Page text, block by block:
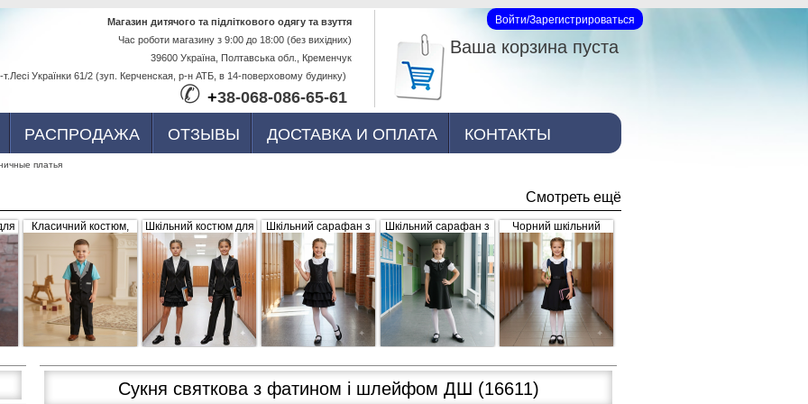
Перейти к
основному
содержанию
РАСПРОДАЖА ОТЗЫВЫ ДОСТАВКА И ОПЛАТА КОНТАКТЫ
Вход на сайт
Войти/Зарегистрироваться
Ваша корзина пуста
Магазин дитячого та підліткового одягу та взуття
Час роботи магазину з 9:00 до 18:00 (без вихідних)
39600 Україна, Полтавська обл., Кременчук
т.Лесі Українки 61/2 (зуп. Керченская, р-н АТБ, в 14-поверховому будинку)
✆ +38-068-086-65-61
платья
Смотреть ещё
Класичний костюм,
чорний з сіро-білими
вставками (жилетка +
штани)
Шкільний костюм для
дівчинки, трійка
Шкільний сарафан з
рюшами, чорний
Шкільний сарафан з
брошкою, чорний
Чорний шкільний
сарафан для дівчинки
з рюшками внизу та
завищеним поясом
(арт.398)
Сукня святкова з фатином і шлейфом ДШ (16611)